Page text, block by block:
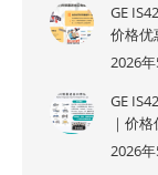
GE
价格优
2026
GE
｜价
2026